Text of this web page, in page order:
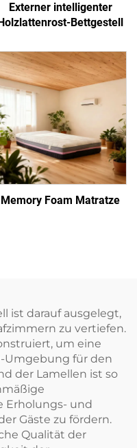
Externer intelligenter
Bettgestell
Memory Foam Matratze
ist darauf ausgelegt,
zu vertiefen.
um eine
Umgebung für den
der Lamellen ist so
Erholungs- und
Gäste zu fördern.
Qualität der